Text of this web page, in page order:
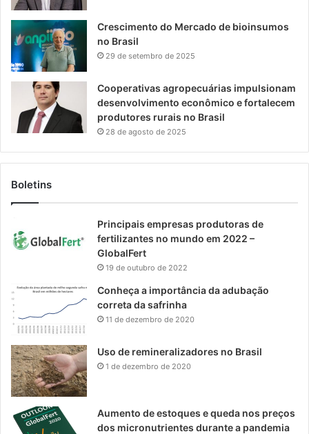
Crescimento do Mercado de bioinsumos
no Brasil
29 de setembro de 2025
Cooperativas agropecuárias impulsionam
desenvolvimento econômico e fortalecem
produtores rurais no Brasil
28 de agosto de 2025
Boletins
Principais empresas produtoras de
fertilizantes no mundo em 2022 –
GlobalFert
19 de outubro de 2022
Conheça a importância da adubação
correta da safrinha
11 de dezembro de 2020
Uso de remineralizadores no Brasil
1 de dezembro de 2020
Aumento de estoques e queda nos preços
dos micronutrientes durante a pandemia